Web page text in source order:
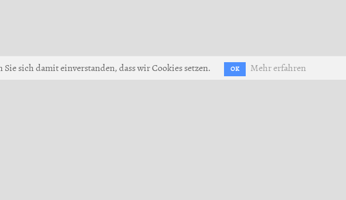
sich damit einverstanden, dass wir Cookies setzen. OK Mehr erfahren